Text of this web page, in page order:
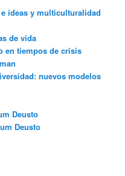
ideas y multiculturalidad
de vida
en tiempos de crisis
nuevos modelos
Deusto
Deusto